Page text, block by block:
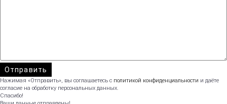
Нажимая «Отправить», вы соглашаетесь с политикой конфиденциальности и даёте
согласие на обработку персональных данных.
Спасибо!